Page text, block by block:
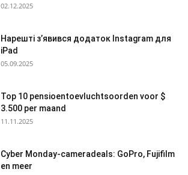
02.12.2025
Нарешті з’явився додаток Instagram для
iPad
05.09.2025
Top 10 pensioentoevluchtsoorden voor $
3.500 per maand
11.11.2025
Cyber Monday-cameradeals: GoPro, Fujifilm
en meer